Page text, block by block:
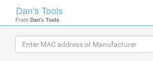
Dan's Tools
From Dan's Tools